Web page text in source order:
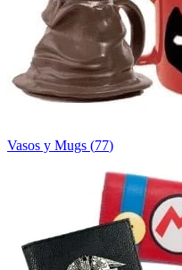
Vasos y Mugs (77)